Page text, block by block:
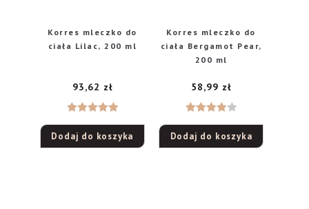
Korres mleczko do
ciała Lilac, 200 ml
5.00na 5
93,62 zł
Dodaj do koszyka
Korres mleczko do
ciała Bergamot Pear,
200 ml
4.00na
58,99 zł
Dodaj do koszyka